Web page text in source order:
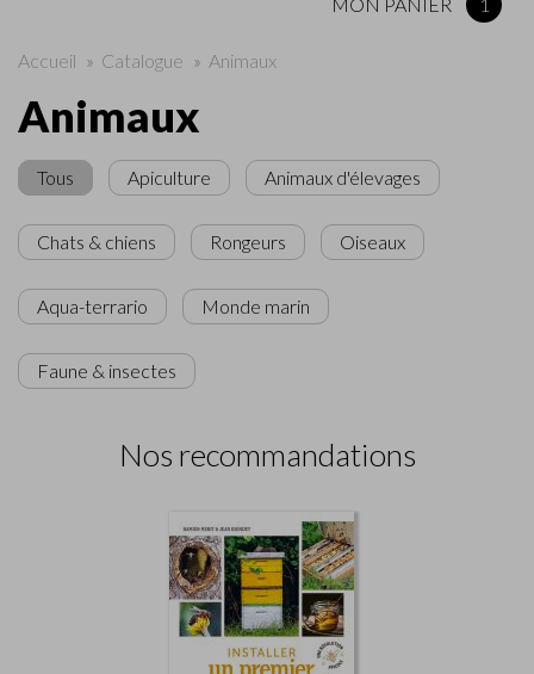
Accueil » Catalogue » Animaux
Animaux
Tous Apiculture Animaux d'élevages
Chats & chiens Rongeurs Oiseaux
Aqua-terrario Monde marin
Faune & insectes
Nos recommandations